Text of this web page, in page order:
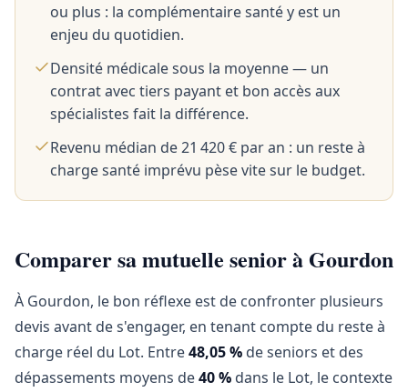
ou plus : la complémentaire santé y est un
enjeu du quotidien.
Densité médicale sous la moyenne — un
contrat avec tiers payant et bon accès aux
spécialistes fait la différence.
Revenu médian de 21 420 € par an : un reste à
charge santé imprévu pèse vite sur le budget.
Comparer sa mutuelle senior à Gourdon
À Gourdon, le bon réflexe est de confronter plusieurs
devis avant de s'engager, en tenant compte du reste à
charge réel du Lot. Entre48,05 % de seniors et des
dépassements moyens de40 % dans le Lot, le contexte